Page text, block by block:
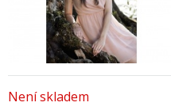
Není skladem